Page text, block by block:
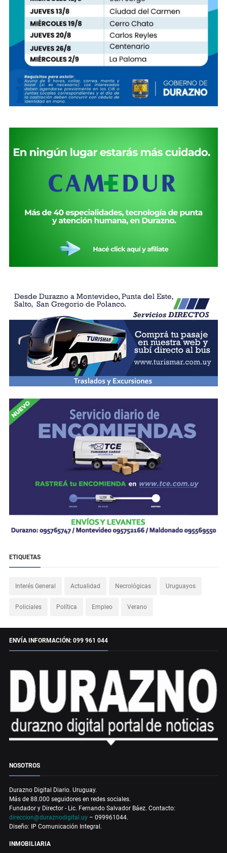
ETIQUETAS
Interés General Actualidad Necrológicas Uruguayos
Policiales Política Empleo Verano
ENVÍA INFORMACIÓN: 099 961 044
NOSOTROS
Durazno Digital Diario. Uruguay.
Más de 88.000 seguidores en redes sociales.
Fundador y Director - Lic. Fernando Salvador Báez. Contacto:
direccion@duraznodigital.uy – 099961044.
Diseño: IP Comunicación Integral.
INMOBILIARIA